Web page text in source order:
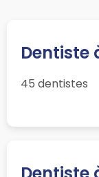
Dentiste
45 dentistes